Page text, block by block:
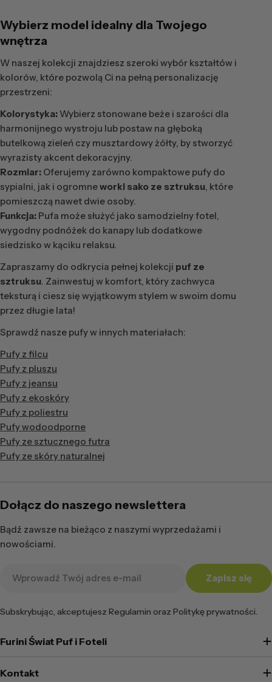
Wybierz model idealny dla Twojego
wnętrza
W naszej kolekcji znajdziesz szeroki wybór kształtów i
kolorów, które pozwolą Ci na pełną personalizację
przestrzeni:
Kolorystyka: Wybierz stonowane beże i szarości dla
harmonijnego wystroju lub postaw na głęboką
butelkową zieleń czy musztardowy żółty, by stworzyć
wyrazisty akcent dekoracyjny.
Rozmiar: Oferujemy zarówno kompaktowe pufy do
sypialni, jak i ogromneworki sako ze sztruksu, które
pomieszczą nawet dwie osoby.
Funkcja: Pufa może służyć jako samodzielny fotel,
wygodny podnóżek do kanapy lub dodatkowe
siedzisko w kąciku relaksu.
Zapraszamy do odkrycia pełnej kolekcji puf ze
sztruksu. Zainwestuj w komfort, który zachwyca
teksturą i ciesz się wyjątkowym stylem w swoim domu
przez długie lata!
Sprawdź nasze pufy w innych materiałach:
Pufy z filcu
Pufy z pluszu
Pufy z jeansu
Pufy z ekoskóry
Pufy z poliestru
Pufy wodoodporne
Pufy ze sztucznego futra
Pufy ze skóry naturalnej
Dołącz do naszego newslettera
Bądź zawsze na bieżąco z naszymi wyprzedażami i
nowościami.
Zapisz się
Subskrybując, akceptujesz Regulamin oraz Politykę prywatności.
Furini Świat Puf i Foteli
Kontakt